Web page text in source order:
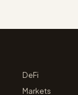
DeFi
Markets